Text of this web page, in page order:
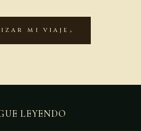
MI VIAJE
LEYENDO